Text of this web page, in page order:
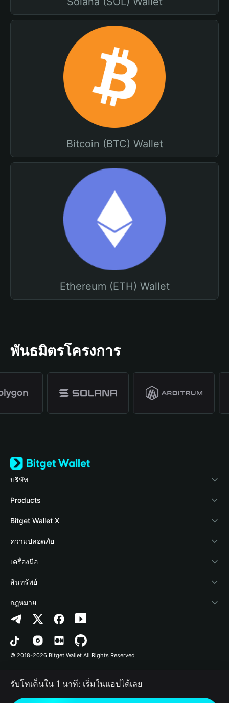
Bitcoin (BTC) Wallet
Ethereum (ETH) Wallet
พันธมิตรโครงการ
บริษัท
เกี่ยวกับ Bitget Wallet
Blog
Academy
ข่าวสารด้านคริปโต
ศูนย์ช่วยเหลือ
ติดต่อเรา
ทรัพยากรข้อมูลของแบรนด์
อาชีพ
Products
Crypto Card
Stablecoin Earn
Payfi Crypto
Crypto Swap API
Altcoin Season Index
Prediction Markets
DApp
RWA
Bitget Wallet X
นักพัฒนา
เชื่อมต่อ Wallet
Bitget Wallet Pay
ลิสต์โปรเจกต์
ความปลอดภัย
Protection Fund
เทคโนโลยีความปลอดภัย
เครื่องมือ
ซื้อคริปโต
การตรวจจับการอนุญาต
การตรวจจับสัญญา
การโอนเป็นชุด
สินทรัพย์
Arbitrum
Avalanche
Bitcoin
Polygon
กฎหมาย
นโยบายความเป็นส่วนตัว
ข้อตกลงในการใช้บริการ
© 2018-2026 Bitget Wallet All Rights Reserved
รับโทเค็นใน 1 นาที: เริ่มในแอปได้เลย